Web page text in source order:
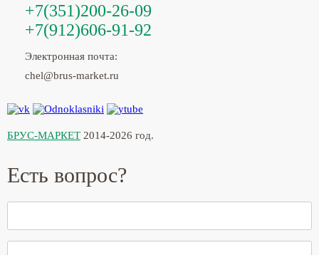
+7(351)200-26-09
+7(912)606-91-92
Электронная почта:
chel@brus-market.ru
БРУС-МАРКЕТ 2014-2026 год.
Есть вопрос?